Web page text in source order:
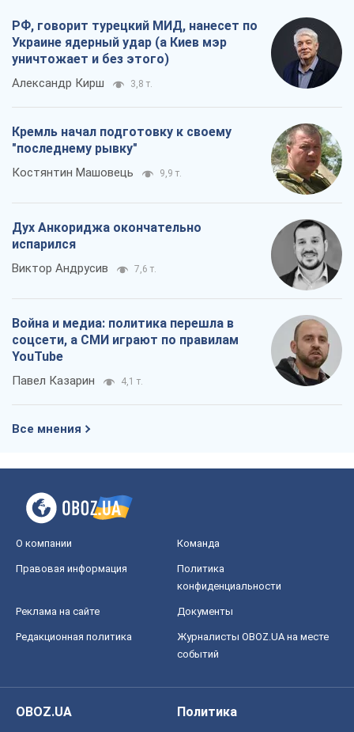
РФ, говорит турецкий МИД, нанесет по
Украине ядерный удар (а Киев мэр
уничтожает и без этого)
Александр Кирш 3,8 т.
Кремль начал подготовку к своему
"последнему рывку"
Костянтин Машовець 9,9 т.
Дух Анкориджа окончательно
испарился
Виктор Андрусив 7,6 т.
Война и медиа: политика перешла в
соцсети, а СМИ играют по правилам
YouTube
Павел Казарин 4,1 т.
Все мнения
О компании Команда
Правовая информация
Политика
конфиденциальности
Реклама на сайте Документы
Редакционная политика
Журналисты OBOZ.UA на месте
событий
OBOZ.UA
Политика